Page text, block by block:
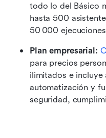
todo lo del Básico
hasta 500
50 000
Plan empresarial:
para precios
ilimitados e incluye
automatización y
seguridad,